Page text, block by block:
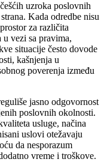
uzroka poslovnih
Kada odredbe nisu
za različita
vezi sa pravima,
situacije često dovode
kašnjenja u
poverenja između
jasno odgovornost
poslovnih okolnosti.
usluge, načina
uslovi otežavaju
da nesporazum
vreme i troškove.